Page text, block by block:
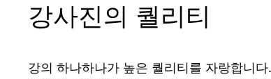
강사진의 퀄리티
강의 하나하나가 높은 퀄리티를 자랑합니